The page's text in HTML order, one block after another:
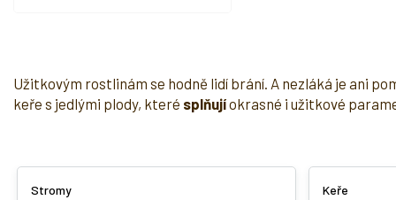
Užitkovým rostlinám se hodně lidí brání. A nezláká je ani
keře s jedlými plody, které splňujíokrasné i užitkové
Stromy Keře